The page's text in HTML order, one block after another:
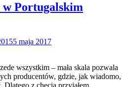
Portugalskim
5 maja 2017
wszystkim – mała skala pozwala
producentów, gdzie, jak wiadomo,